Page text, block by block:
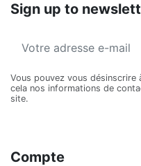
Sign up to
Vous pouvez vous
cela nos informations de
site.
Compte